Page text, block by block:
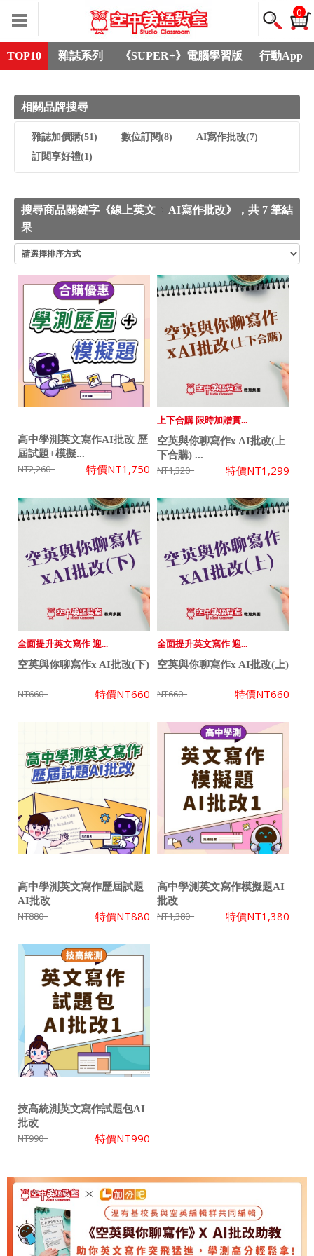
0
TOP10 雜誌系列 《SUPER+》電腦學習版 行動App
相關品牌搜尋
雜誌加價購(51) 數位訂閱(8) AI寫作批改(7)
訂閱享好禮(1)
搜尋商品關鍵字《線上英文
AI寫作批改》，共 7 筆結
果
高中學測英文寫作AI批改 歷
屆試題+模擬...
NT2,260 特價NT1,750
上下合購 限時加贈實...
空英與你聊寫作x AI批改(上
下合購) ...
NT1,320 特價NT1,299
全面提升英文寫作 迎...
空英與你聊寫作x AI批改(下)
NT660 特價NT660
全面提升英文寫作 迎...
空英與你聊寫作x AI批改(上)
NT660 特價NT660
高中學測英文寫作歷屆試題
AI批改
NT880 特價NT880
高中學測英文寫作模擬題AI
批改
NT1,380 特價NT1,380
技高統測英文寫作試題包AI
批改
NT990 特價NT990